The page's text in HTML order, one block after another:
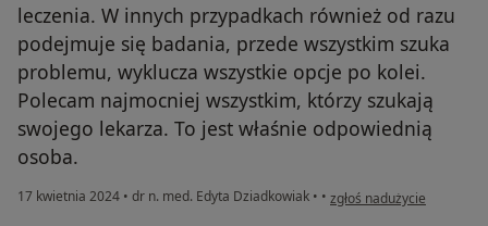
leczenia. W innych przypadkach również od razu
podejmuje się badania, przede wszystkim szuka
problemu, wyklucza wszystkie opcje po kolei.
Polecam najmocniej wszystkim, którzy szukają
swojego lekarza. To jest właśnie odpowiednią
osoba.
17 kwietnia 2024 • dr n. med. Edyta Dziadkowiak • • w opinii użytkownika
zgłoś nadużycie